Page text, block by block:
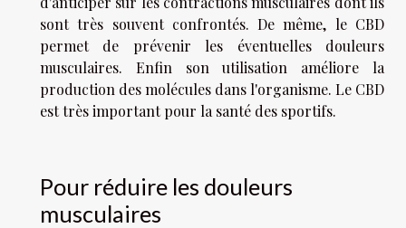
sont très souvent confrontés. De même, le CBD
permet de prévenir les éventuelles douleurs
musculaires. Enfin son utilisation améliore la
production des molécules dans l'organisme. Le CBD
est très important pour la santé des sportifs.
Pour réduire les douleurs
musculaires